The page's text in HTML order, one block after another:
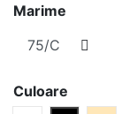
Marime
Culoare